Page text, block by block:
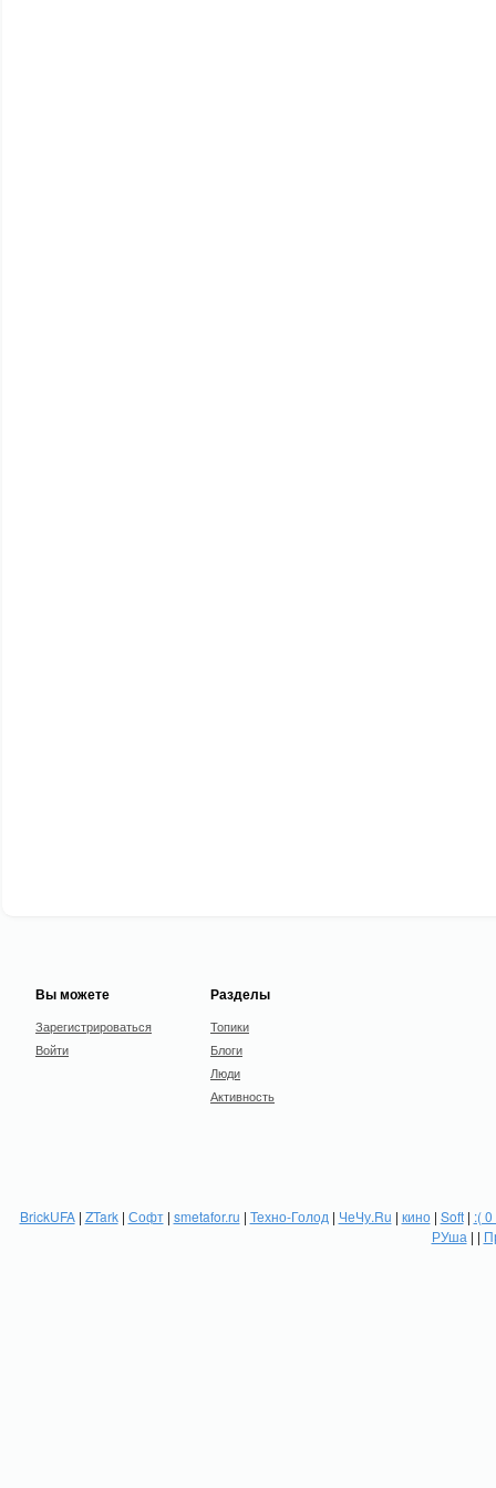
Вы можете
Зарегистрироваться
Войти
Разделы
Топики
Блоги
Люди
Активность
BrickUFA| ZTark| Софт| smetafor.ru | Техно-Голод | ЧеЧу.Ru | кино| Soft| :(
РУша | |